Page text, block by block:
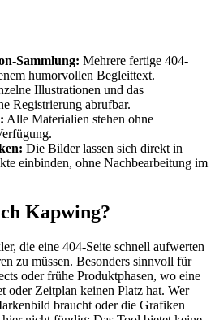
Sammlung: Mehrere fertige 404-
humorvollen Begleittext.
Illustrationen und das
Registrierung abrufbar.
Alle Materialien stehen ohne
Die Bilder lassen sich direkt in
einbinden, ohne Nachbearbeitung im
Kapwing?
die eine 404-Seite schnell aufwerten
zu müssen. Besonders sinnvoll für
oder frühe Produktphasen, wo eine
oder Zeitplan keinen Platz hat. Wer
braucht oder die Grafiken